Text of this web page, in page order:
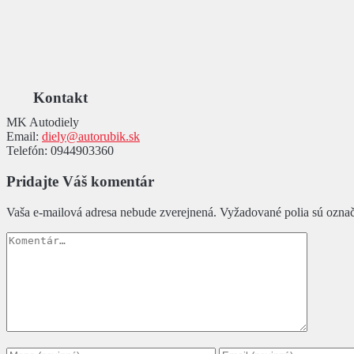
Kontakt
MK Autodiely
Email: diely@autorubik.sk
Telefón: 0944903360
Pridajte Váš komentár
Vaša e-mailová adresa nebude zverejnená. Vyžadované polia sú